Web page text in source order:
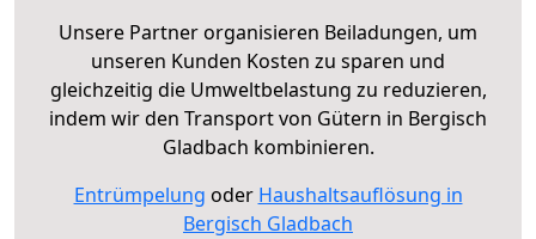
Unsere Partner organisieren Beiladungen, um
unseren Kunden Kosten zu sparen und
gleichzeitig die Umweltbelastung zu reduzieren,
indem wir den Transport von Gütern in Bergisch
Gladbach kombinieren.
Entrümpelung oder Haushaltsauflösung in
Bergisch Gladbach